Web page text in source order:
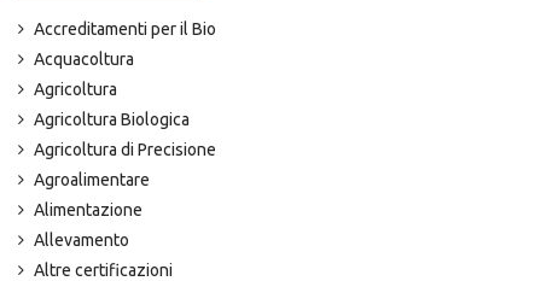
Accreditamenti per il Bio
Acquacoltura
Agricoltura
Agricoltura Biologica
Agricoltura di Precisione
Agroalimentare
Alimentazione
Allevamento
Altre certificazioni